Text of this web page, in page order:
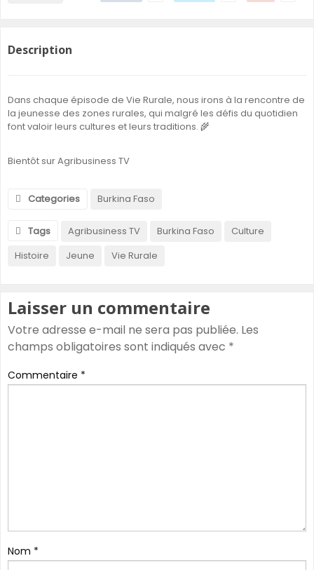
Description
Dans chaque épisode de Vie Rurale, nous irons à la rencontre de
la jeunesse des zones rurales, qui malgré les défis du quotidien
font valoir leurs cultures et leurs traditions. 🌾
Bientôt sur Agribusiness TV
Categories Burkina Faso
Tags Agribusiness TV Burkina Faso
Culture
Histoire
Jeune Vie Rurale
Laisser un commentaire
Votre adresse e-mail ne sera pas publiée. Les
champs obligatoires sont indiqués avec *
Commentaire *
Nom *